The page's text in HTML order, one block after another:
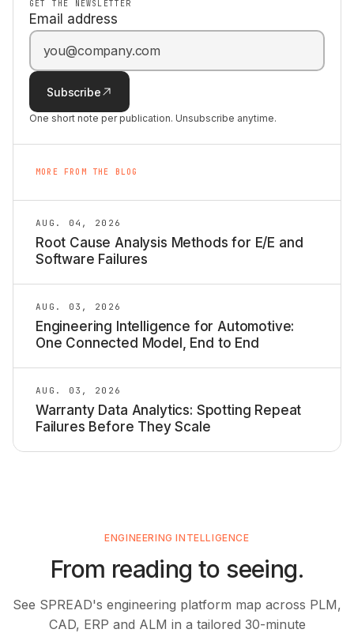
GET THE NEWSLETTER
Email address
Subscribe
One short note per publication. Unsubscribe anytime.
MORE FROM THE BLOG
AUG. 04, 2026
Root Cause Analysis Methods for E/E and
Software Failures
AUG. 03, 2026
Engineering Intelligence for Automotive:
One Connected Model, End to End
AUG. 03, 2026
Warranty Data Analytics: Spotting Repeat
Failures Before They Scale
ENGINEERING INTELLIGENCE
From reading to seeing.
See SPREAD's engineering platform map across PLM,
CAD, ERP and ALM in a tailored 30-minute